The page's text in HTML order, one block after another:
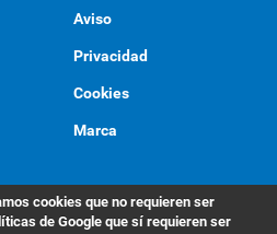
Aviso
Privacidad
Cookies
Marca
cookies que no requieren ser
de Google que sí requieren ser